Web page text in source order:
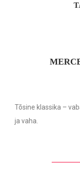
Tõsine klassika –
ja vaha.